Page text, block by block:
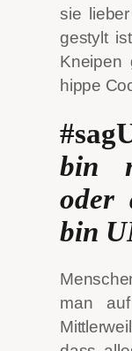
sie
gestylt
Kneipen
hippe
bin
oder
bin
man